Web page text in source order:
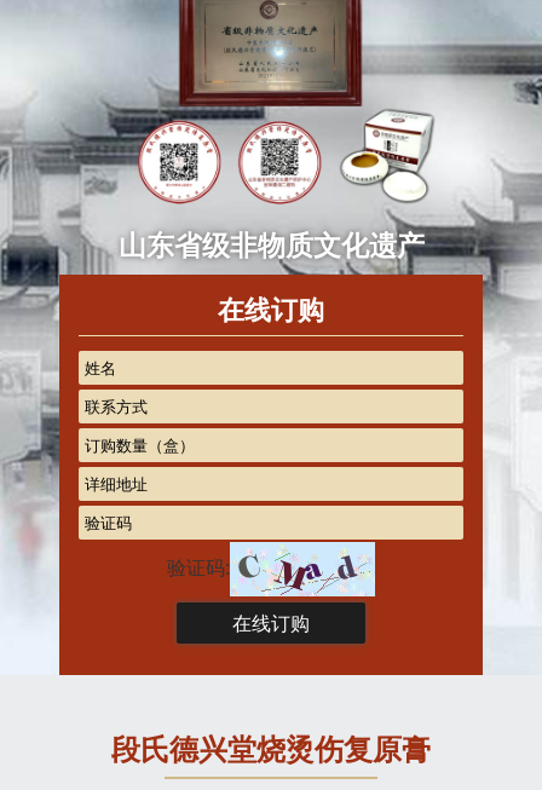
山东省级非物质文化遗产
在线订购
验证码:
段氏德兴堂烧烫伤复原膏